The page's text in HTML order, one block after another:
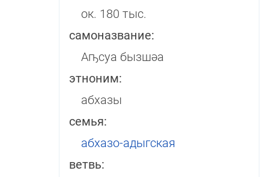
ок. 180 тыс.
самоназвание:
Аҧсуа бызшәа
этноним:
абхазы
семья:
абхазо-адыгская
ветвь: